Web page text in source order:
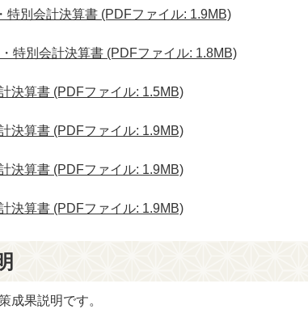
別会計決算書 (PDFファイル: 1.9MB)
特別会計決算書 (PDFファイル: 1.8MB)
決算書 (PDFファイル: 1.5MB)
決算書 (PDFファイル: 1.9MB)
決算書 (PDFファイル: 1.9MB)
決算書 (PDFファイル: 1.9MB)
成果説明です。